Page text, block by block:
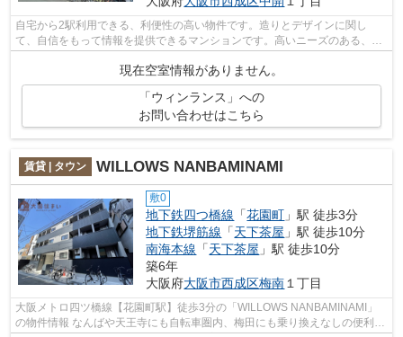
自宅から2駅利用できる、利便性の高い物件です。造りとデザインに関し
て、自信をもって情報を提供できるマンションです。高いニーズのある、駅
徒歩9分の物件です。ウィンランスの詳し...
現在空室情報がありません。
「ウィンランス」への
お問い合わせはこちら
賃貸 | タウン WILLOWS NANBAMINAMI
敷0
地下鉄四つ橋線 「花園町 」駅 徒歩3分
地下鉄堺筋線 「天下茶屋 」駅 徒歩10分
南海本線 「天下茶屋 」駅 徒歩10分
築6年
大阪府大阪市西成区梅南１丁目
大阪メトロ四ツ橋線【花園町駅】徒歩3分の「WILLOWS NANBAMINAMI」
の物件情報 なんばや天王寺にも自転車圏内、梅田にも乗り換えなしの便利さ